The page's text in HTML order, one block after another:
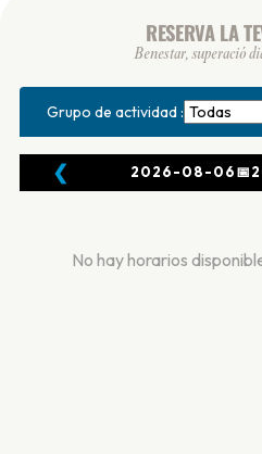
RESERVA LA
Benestar, superació
Grupo de actividad :
❮ 2026-08-06📅
No hay horarios